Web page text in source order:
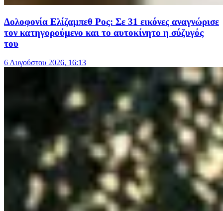
Δολοφονία Ελίζαμπεθ Ρος: Σε 31 εικόνες αναγνώρισε
τον κατηγορούμενο και το αυτοκίνητο η σύζυγός
του
6 Αυγούστου 2026, 16:13